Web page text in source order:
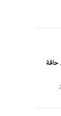
حافة